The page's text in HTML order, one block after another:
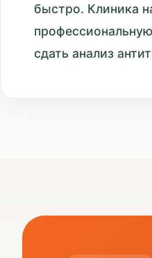
быстро. Клиника
сдать анализ